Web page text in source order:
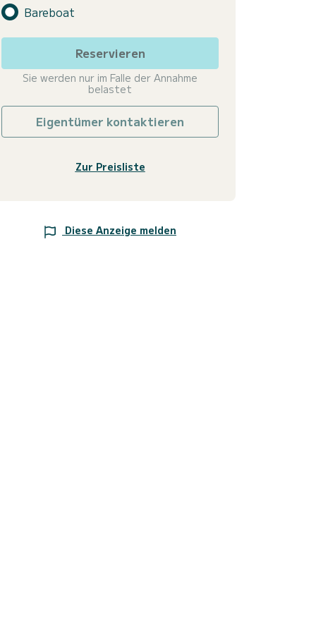
Bareboat
Reservieren
Sie werden nur im Falle der Annahme
belastet
Eigentümer kontaktieren
Zur Preisliste
Diese Anzeige melden